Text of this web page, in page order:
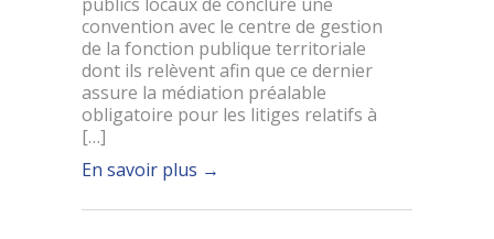
convention avec le centre de gestion
de la fonction publique territoriale
dont ils relèvent afin que ce dernier
assure la médiation préalable
obligatoire pour les litiges relatifs à
[…]
En savoir plus →